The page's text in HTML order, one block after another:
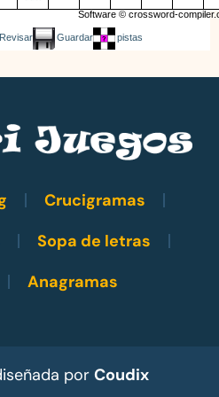
Revisar Guardar pistas
Software © crossword-
Crucigramas
Sopa de letras
Anagramas
por Coudix